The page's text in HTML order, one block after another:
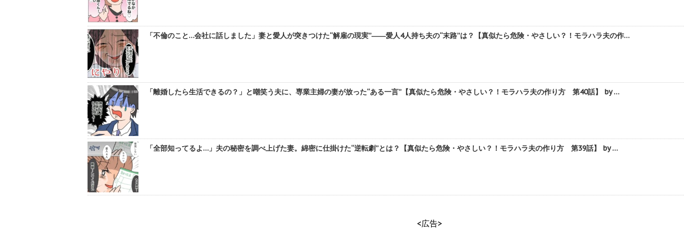
「不倫のこと…会社に話しました」妻と愛人が突きつけた“解雇の現実”――愛人4人持ち夫の“末路”は？【真似たら危険・やさしい？！モラハラ夫の作…
「離婚したら生活できるの？」と嘲笑う夫に、専業主婦の妻が放った“ある一言”【真似たら危険・やさしい？！モラハラ夫の作り方 第40話】 by …
「全部知ってるよ…」夫の秘密を調べ上げた妻。綿密に仕掛けた“逆転劇”とは？【真似たら危険・やさしい？！モラハラ夫の作り方 第39話】 by …
<広告>